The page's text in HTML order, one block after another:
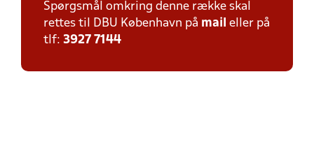
Spørgsmål omkring denne række skal
rettes til DBU København på mail eller på
tlf: 3927 7144